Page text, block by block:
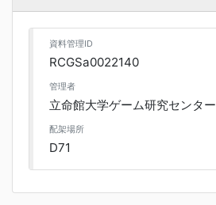
資料管理ID
RCGSa0022140
管理者
立命館大学ゲーム研究センター
配架場所
D71